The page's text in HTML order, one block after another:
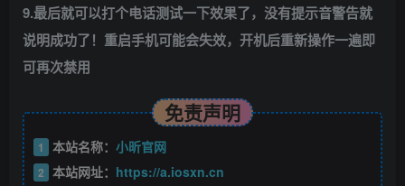
9.最后就可以打个电话测试一下效果了，没有提示音警告就
说明成功了！重启手机可能会失效，开机后重新操作一遍即
可再次禁用
免责声明
1 本站名称： 小昕官网
2 本站网址： https://a.iosxn.cn